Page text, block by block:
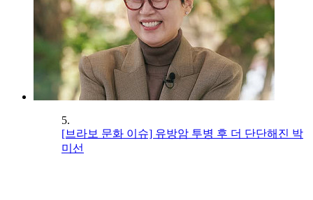
5.
[브라보 문화 이슈] 유방암 투병 후 더 단단해진 박
미선